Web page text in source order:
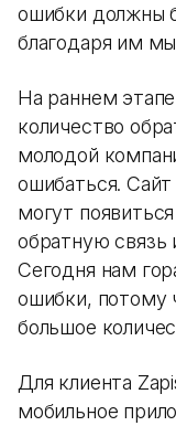
ошибки должны
благодаря им
На раннем
количество
молодой
ошибаться.
могут
обратную связь
Сегодня нам
ошибки, потому
большое
Для клиента
мобильное